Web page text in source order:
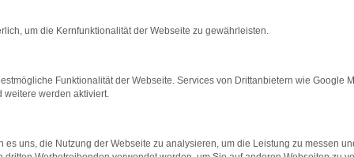
Entsprechend empfehlen wir dieses herausragende
von Prinzert und profitieren Sie von unserem
in jedes Beratungsgespräch mit ein.
besten Autohäuser Deutschlands. In Heidelberg und
anderen spannenden Modelle dieses Herstellers.
um die Kernfunktionalität der Webseite zu gewährleisten.
Funktionalität der Webseite. Services von Drittanbietern wie Google
weitere werden aktiviert.
es uns, die Nutzung der Webseite zu analysieren, um die Leistung zu messen